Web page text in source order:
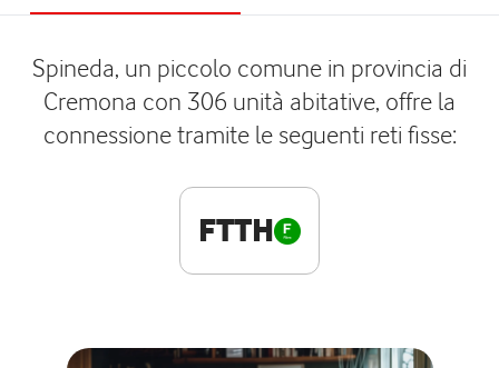
Spineda, un piccolo comune in provincia di
Cremona con 306 unità abitative, offre la
connessione tramite le seguenti reti fisse:
FTTH